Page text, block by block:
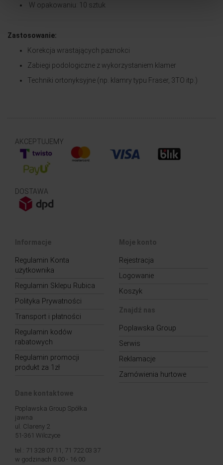
W opakowaniu: 10 sztuk
Zastosowanie:
Korekcja wrastających paznokci
Zabiegi podologiczne z wykorzystaniem klamer
Techniki ortonyksyjne (np. klamry typu Fraser, 3TO itp.)
AKCEPTUJEMY
DOSTAWA
Informacje
Regulamin Konta
użytkownika
Regulamin Sklepu Rubica
Polityka Prywatności
Transport i płatności
Regulamin kodów
rabatowych
Regulamin promocji
produkt za 1zł
Moje konto
Rejestracja
Logowanie
Koszyk
Znajdź nas
Poplawska Group
Serwis
Reklamacje
Zamówienia hurtowe
Dane kontaktowe
Poplawska Group Spółka
jawna
ul. Clareny 2
51-361 Wilczyce
tel.: 71 328 07 11, 71 722 03 37
w godzinach 8:00 - 16:00